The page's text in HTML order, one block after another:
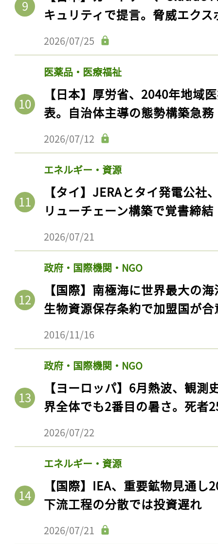
キュリティで提言。脅威エク
2026/07/25
医薬品・医療福祉
【日本】厚労省、2040年地域
表。自治体主導の態勢構築急務
2026/07/12
エネルギー・資源
【タイ】JERAとタイ発電公社
リューチェーン構築で覚書締結
2026/07/21
政府・国際機関・NGO
【国際】南極海に世界最大の
生物資源保存条約で加盟国が合
2016/11/16
政府・国際機関・NGO
【ヨーロッパ】6月熱波、観
界全体でも2番目の暑さ。死者
2026/07/22
エネルギー・資源
【国際】IEA、重要鉱物見通
下流工程の分散では投資遅れ
2026/07/21